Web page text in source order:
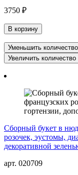
3750 ₽
В корзину
Уменьшить количество
Увеличить количество
Сборный букет в
розочек, эустомы,
декоративной
арт. 020709